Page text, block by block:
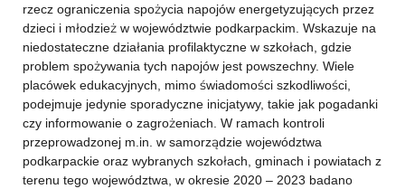
rzecz ograniczenia spożycia napojów energetyzujących przez
dzieci i młodzież w województwie podkarpackim. Wskazuje na
niedostateczne działania profilaktyczne w szkołach, gdzie
problem spożywania tych napojów jest powszechny. Wiele
placówek edukacyjnych, mimo świadomości szkodliwości,
podejmuje jedynie sporadyczne inicjatywy, takie jak pogadanki
czy informowanie o zagrożeniach. W ramach kontroli
przeprowadzonej m.in. w samorządzie województwa
podkarpackie oraz wybranych szkołach, gminach i powiatach z
terenu tego województwa, w okresie 2020 – 2023 badano